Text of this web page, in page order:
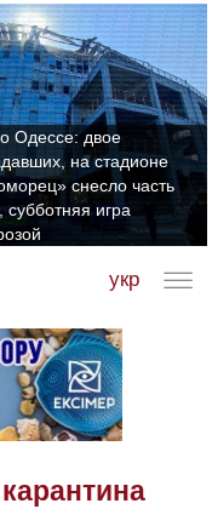
Одессе: двое
на стадионе
снесло часть
игра
укр